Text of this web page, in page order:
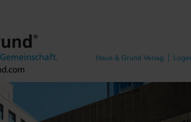
Haus & Grund Verlag Login